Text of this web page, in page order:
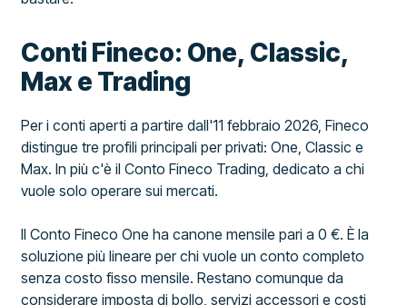
Conti Fineco: One, Classic,
Max e Trading
Per i conti aperti a partire dall'11 febbraio 2026, Fineco
distingue tre profili principali per privati: One, Classic e
Max. In più c'è il Conto Fineco Trading, dedicato a chi
vuole solo operare sui mercati.
Il Conto Fineco One ha canone mensile pari a 0 €. È la
soluzione più lineare per chi vuole un conto completo
senza costo fisso mensile. Restano comunque da
considerare imposta di bollo, servizi accessori e costi